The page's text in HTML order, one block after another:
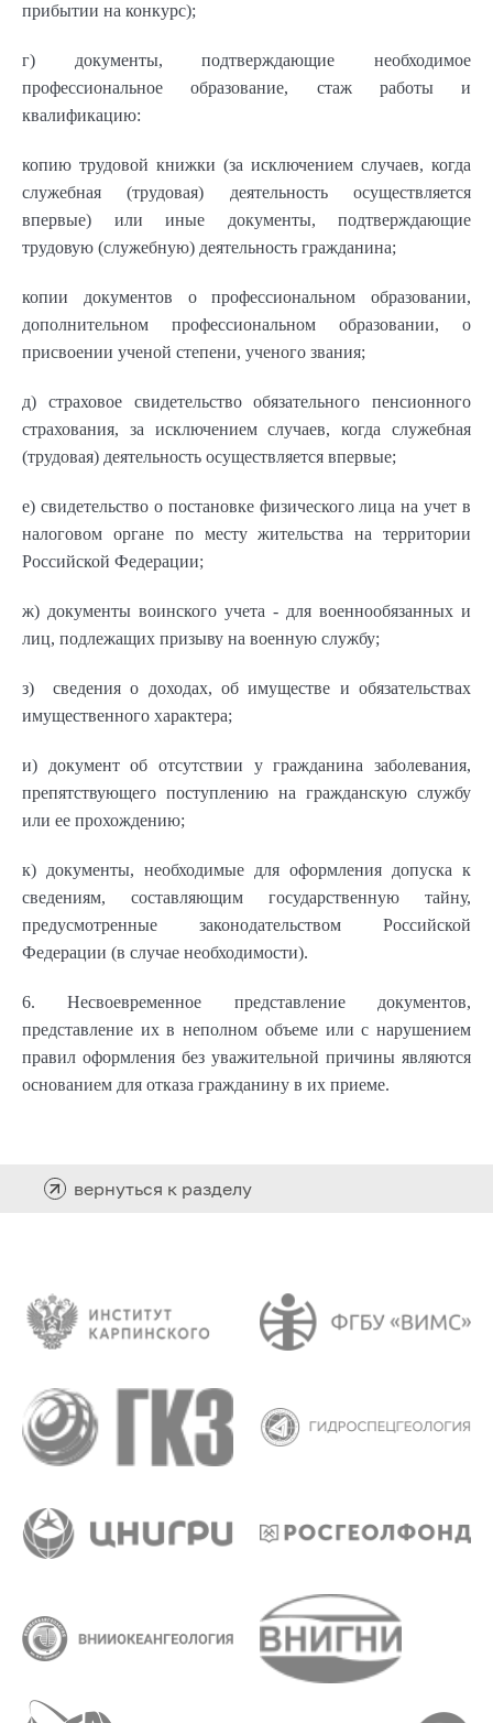
прибытии на конкурс);
г) документы, подтверждающие необходимое
профессиональное образование, стаж работы и
квалификацию:
копию трудовой книжки (за исключением случаев, когда
служебная (трудовая) деятельность осуществляется
впервые) или иные документы, подтверждающие
трудовую (служебную) деятельность гражданина;
копии документов о профессиональном образовании,
дополнительном профессиональном образовании, о
присвоении ученой степени, ученого звания;
д) страховое свидетельство обязательного пенсионного
страхования, за исключением случаев, когда служебная
(трудовая) деятельность осуществляется впервые;
е) свидетельство о постановке физического лица на учет в
налоговом органе по месту жительства на территории
Российской Федерации;
ж) документы воинского учета - для военнообязанных и
лиц, подлежащих призыву на военную службу;
з) сведения о доходах, об имуществе и обязательствах
имущественного характера;
и) документ об отсутствии у гражданина заболевания,
препятствующего поступлению на гражданскую службу
или ее прохождению;
к) документы, необходимые для оформления допуска к
сведениям, составляющим государственную тайну,
предусмотренные законодательством Российской
Федерации (в случае необходимости).
6. Несвоевременное представление документов,
представление их в неполном объеме или с нарушением
правил оформления без уважительной причины являются
основанием для отказа гражданину в их приеме.
вернуться к разделу